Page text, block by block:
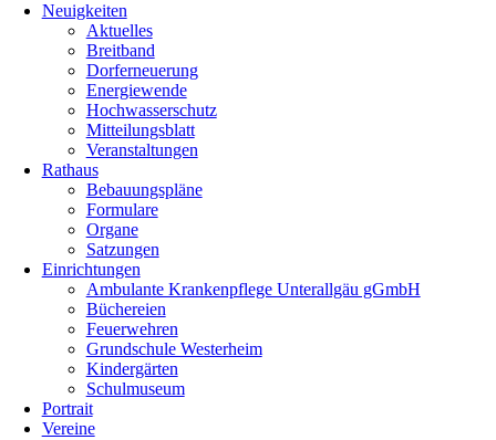
Neuigkeiten
Aktuelles
Breitband
Dorferneuerung
Energiewende
Hochwasserschutz
Mitteilungsblatt
Veranstaltungen
Rathaus
Bebauungspläne
Formulare
Organe
Satzungen
Einrichtungen
Ambulante Krankenpflege Unterallgäu gGmbH
Büchereien
Feuerwehren
Grundschule Westerheim
Kindergärten
Schulmuseum
Portrait
Vereine